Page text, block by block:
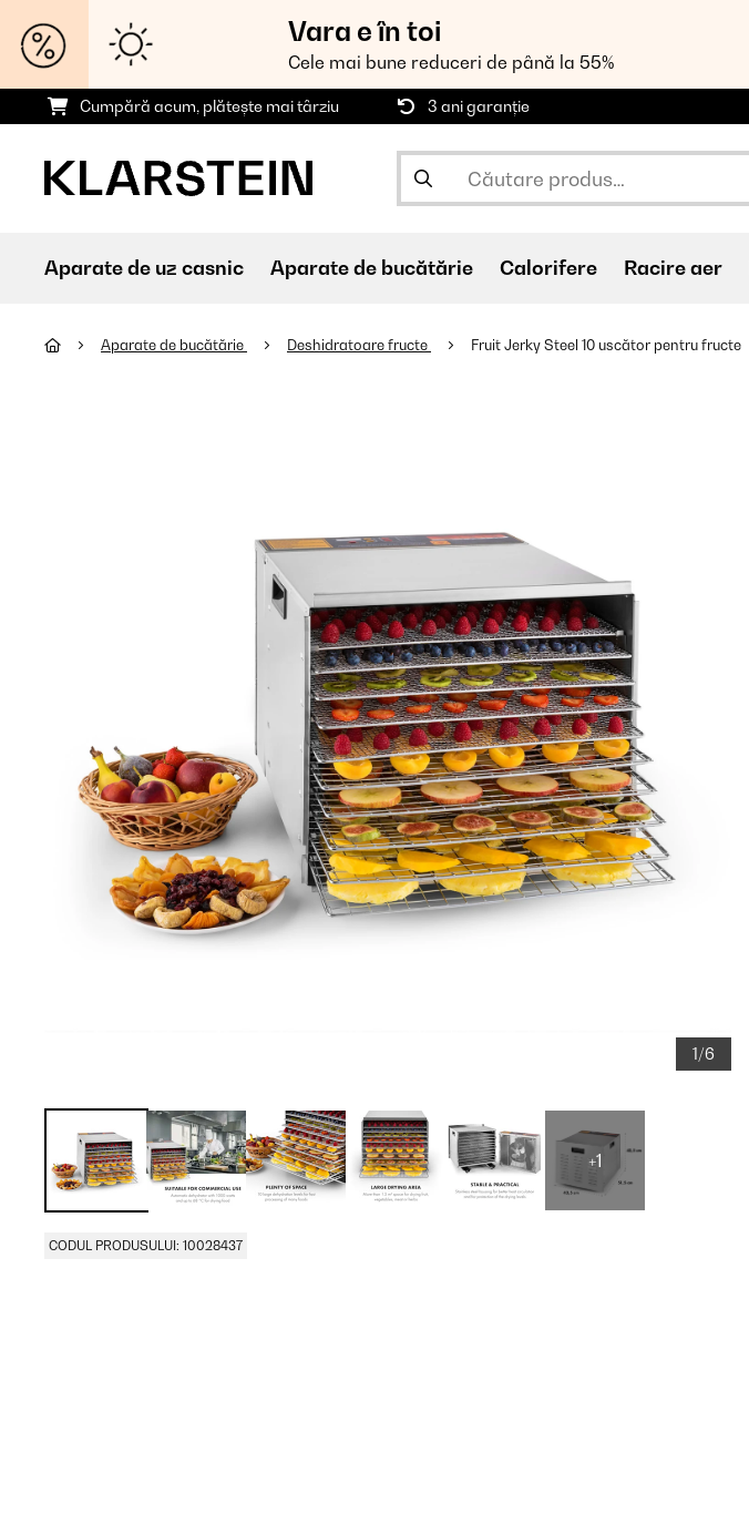
Vara e în toi
Cele mai bune reduceri de până la 55%
Cumpără acum, plătește mai târziu 3 ani garanție
Aparate de uz casnic Aparate de bucătărie Calorifere Racire aer
Aparate de bucătărie Deshidratoare fructe Fruit Jerky Steel 10 uscător pentru fructe
1/6
+1
CODUL PRODUSULUI: 10028437